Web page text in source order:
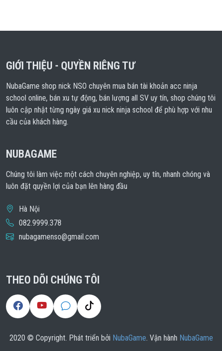
GIỚI THIỆU - QUYỀN RIÊNG TƯ
NubaGame shop nick NSO chuyên mua bán tài khoản acc ninja
school online, bán xu tự động, bán lượng all SV uy tín, shop chúng tôi
luôn cập nhật từng ngày giá xu nick ninja school để phù hợp với nhu
cầu của khách hàng.
NUBAGAME
Chúng tôi làm việc một cách chuyên nghiệp, uy tín, nhanh chóng và
luôn đặt quyền lợi của bạn lên hàng đầu
Hà Nội
082.9999.378
nubagamenso@gmail.com
THEO DÕI CHÚNG TÔI
2020 © Copyright. Phát triển bởi NubaGame . Vận hành NubaGame